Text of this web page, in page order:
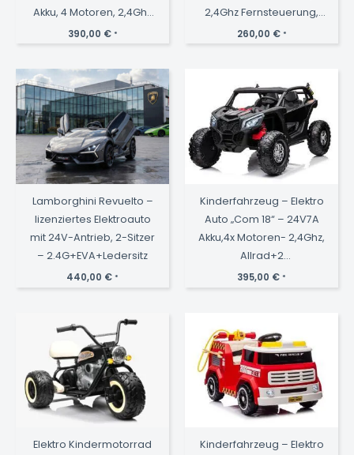
Akku, 4 Motoren, 2,4Ghz
Fernsteuerung,
Lackiert Schwarz
390,00 € *
2,4Ghz Fernsteuerung,
MP3+Ledersitz+EVA-
260,00 € *
Lamborghini Revuelto –
lizenziertes Elektroauto
mit 24V-Antrieb, 2-Sitzer
– 2.4G+EVA+Ledersitz
440,00 € *
Kinderfahrzeug – Elektro
Auto „Com 18“ – 24V7A
Akku,4x Motoren- 2,4Ghz,
Allrad+2
Sitzer+Ledersitz+EVA -
395,00 € *
Elektro Kindermotorrad Kinderfahrzeug – Elektro